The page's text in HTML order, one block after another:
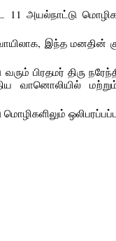
அயல்நாட்டு
இந்த மனதின்
பிரதமர் திரு
வானொலியில்